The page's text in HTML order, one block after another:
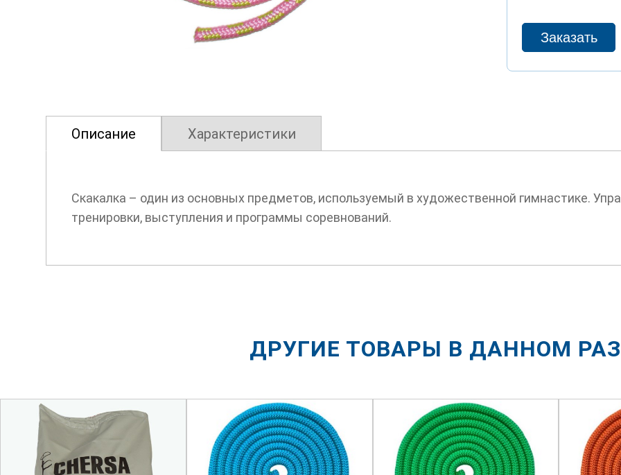
Описание Характеристики
Скакалка – один из основных предметов, используемый в художественной гимнастике.
тренировки, выступления и программы соревнований.
ДРУГИЕ ТОВАРЫ В ДАННОМ